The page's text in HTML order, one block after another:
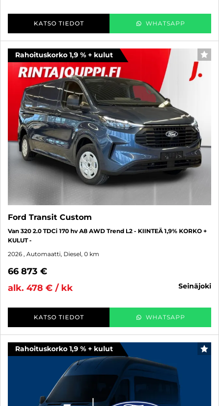
KATSO TIEDOT WHATSAPP
Rahoituskorko 1,9 % + kulut
Ford Transit Custom
Van 320 2.0 TDCi 170 hv A8 AWD Trend L2 - KIINTEÄ 1,9% KORKO +
KULUT -
2026 , Automaatti, Diesel, 0 km
66 873 €
alk. 478 € / kk
seinäjoki
KATSO TIEDOT WHATSAPP
Rahoituskorko 1,9 % + kulut